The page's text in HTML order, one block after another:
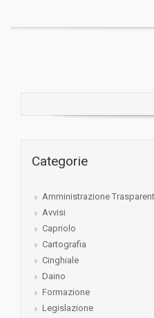
Categorie
Amministrazione
Avvisi
Capriolo
Cartografia
Cinghiale
Daino
Formazione
Legislazione